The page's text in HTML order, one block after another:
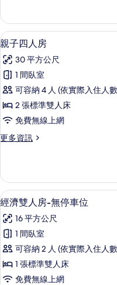
有
相
片
雙
人
房
詳
情
顯
示
親
子
四
人
的
有
相
片
8
親子四人房
30 平方公尺
1 間臥室
可容納 4 人 (依實際入住人
2 張標準雙人床
免費無線上網
更多資訊
更
四
人
房
詳
情
顯
示
經
濟
雙
人
4
經濟雙人房-無停車位
16 平方公尺
1 間臥室
可容納 2 人 (依實際入住人
1 張標準雙人床
免費無線上網